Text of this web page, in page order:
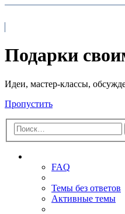
Подарки
Идеи, мастер-классы,
Пропустить
FAQ
Темы без ответов
Активные темы